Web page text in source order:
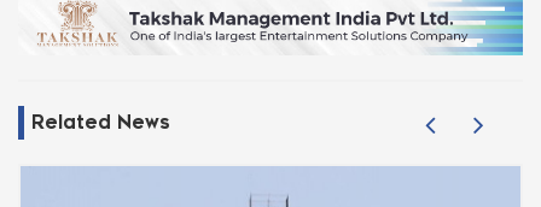
Related News